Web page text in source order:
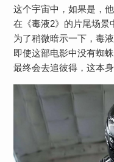
这个宇宙中，如果是，
在《毒液2》的片尾场景
为了稍微暗示一下，毒
即使这部电影中没有蜘
最终会去追彼得，这本